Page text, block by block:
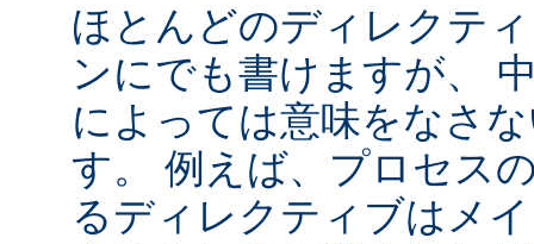
ほとんどのディレクテ
ンにでも書けますが、
によっては意味をなさ
す。 例えば、プロセス
るディレクティブはメ